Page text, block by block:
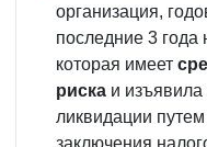
организация,
последние 3
которая имеет
риска и
ликвидации